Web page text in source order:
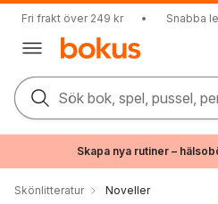
Fri frakt över 249 kr • Snabba
Sök bok, spel, pussel,
Skapa nya rutiner –
Skönlitteratur Noveller